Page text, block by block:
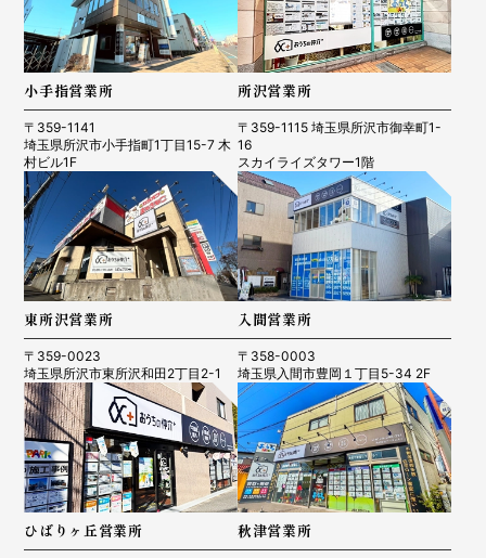
小手指営業所
〒359-1141
埼玉県所沢市小手指町1丁目15-7 木
村ビル1F
所沢営業所
〒359-1115 埼玉県所沢市御幸町1-
16
スカイライズタワー1階
東所沢営業所
〒359-0023
埼玉県所沢市東所沢和田2丁目2-1
入間営業所
〒358-0003
埼玉県入間市豊岡１丁目5-34 2F
ひばりヶ丘営業所 秋津営業所